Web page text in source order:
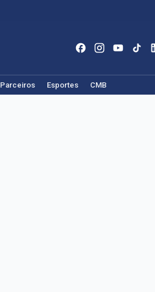
Parceiros Esportes CMB